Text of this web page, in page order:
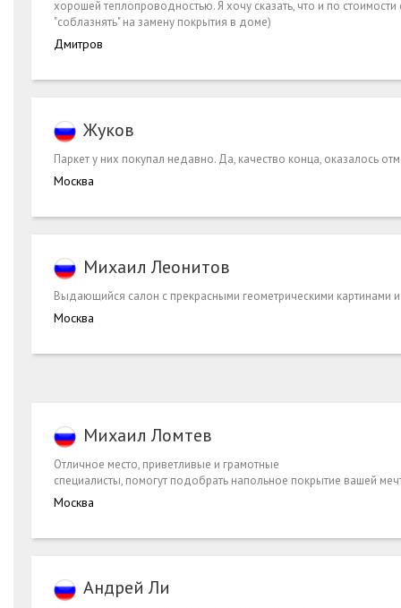
хорошей теплопроводностью. Я хочу сказать, что и по
"соблазнять" на замену покрытия в доме)
Дмитров
Жуков
Паркет у них покупал недавно. Да, качество конца, оказалось
Москва
Михаил Леонитов
Выдающийся салон с прекрасными геометрическими картинами
Москва
Михаил Ломтев
Отличное место, приветливые и грамотные
специалисты, помогут подобрать напольное покрытие вашей
Москва
Андрей Ли